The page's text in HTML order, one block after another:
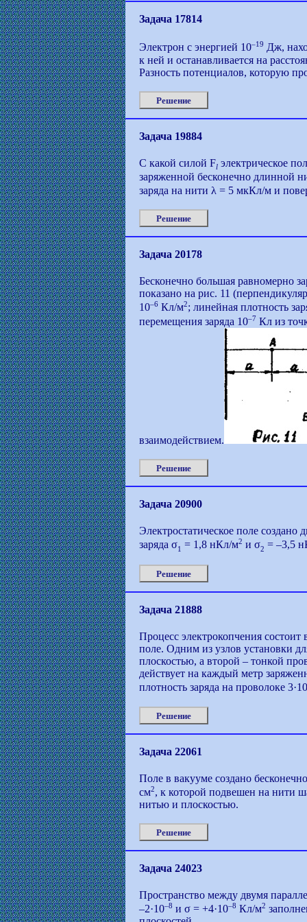
Задача 17814
Электрон с энергией 10–19 Дж,
к ней и останавливается на
Разность потенциалов, которую
Решение
Задача 19884
С какой силой Fl электрическое
заряженной бесконечно длинной
заряда на нити λ = 5 мкКл/м и
Решение
Задача 20178
Бесконечно большая равномерно
показано на рис. 11
10–6 Кл/м2; линейная плотность
перемещения заряда 10–7 Кл из
взаимодействием.
Решение
Задача 20900
Электростатическое поле
заряда σ1 = 1,8 нКл/м2 и σ2 = –3,5
Решение
Задача 21888
Процесс электрокопчения
поле. Одним из узлов установки
плоскостью, а второй – тонкой
действует на каждый метр
плотность заряда на проволоке 3·10
Решение
Задача 22061
Поле в вакууме создано
см2, к которой подвешен на нити
нитью и плоскостью.
Решение
Задача 24023
Пространство между двумя
–2·10–8 и σ = +4·10–8 Кл/м2